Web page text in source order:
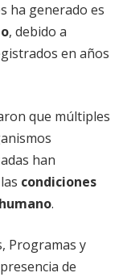
ha generado es
, debido a
en años
que múltiples
han
condiciones
.
Programas y
de